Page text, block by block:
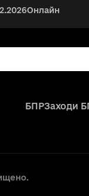
Онлайн
БПРЗаходи